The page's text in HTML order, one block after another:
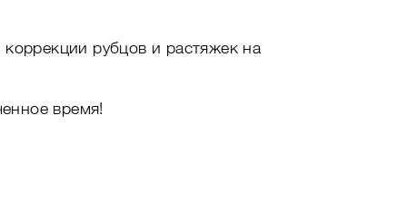
рубцов и растяжек на
время!